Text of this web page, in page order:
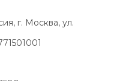
г. Москва, ул.